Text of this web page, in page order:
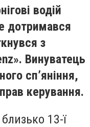
водій
дотримався
з
Винуватець
сп’яніння,
керування.
13-ї